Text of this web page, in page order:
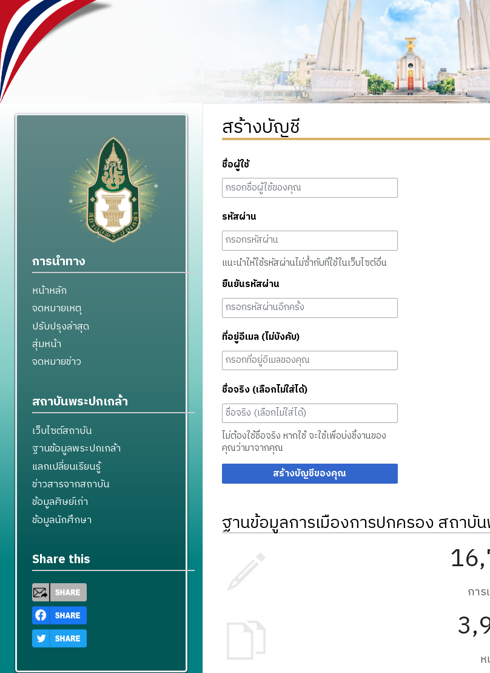
สร้างบัญชี
ชื่อผู้ใช้
รหัสผ่าน
แนะนำให้ใช้รหัสผ่านไม่ซ้ำกับที่ใช้ในเว็บไซต์อื่น
ยืนยันรหัสผ่าน
ที่อยู่อีเมล (ไม่บังคับ)
ชื่อจริง (เลือกไม่ใส่ได้)
ไม่ต้องใช้ชื่อจริง หากใช้ จะใช้เพื่อบ่งชี้งานของ
คุณว่ามาจากคุณ
สร้างบัญชีของคุณ
ฐานข้อมูลการเมืองการปกครอง สถาบั
การ
ห
การนำทาง
หน้าหลัก
จดหมายเหตุ
ปรับปรุงล่าสุด
สุ่มหน้า
จดหมายข่าว
สถาบันพระปกเกล้า
เว็บไซต์สถาบัน
ฐานข้อมูลพระปกเกล้า
แลกเปลี่ยนเรียนรู้
ข่าวสารจากสถาบัน
ข้อมูลศิษย์เก่า
ข้อมูลนักศึกษา
Share this